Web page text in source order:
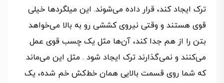
ترک ایجاد کند، قرار داده می‌شوند. این میلگردها خیلی
قوی هستند و وقتی نیروی کششی رو به بالا می‌خواهد
بتن را از هم جدا کند، آن‌ها مثل یک چسب قوی عمل
می‌کنند و نمی‌گذارند ترک ایجاد شود . مثل این می‌ماند
که شما روی قسمت بالایی همان خط‌کش خم شده، یک